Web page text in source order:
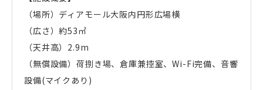
（場所）ディアモール大阪内円形広場横
（広さ）約53㎡
（天井高）2.9m
（無償設備）荷捌き場、倉庫兼控室、Wi-Fi完備、音響
設備(マイクあり)